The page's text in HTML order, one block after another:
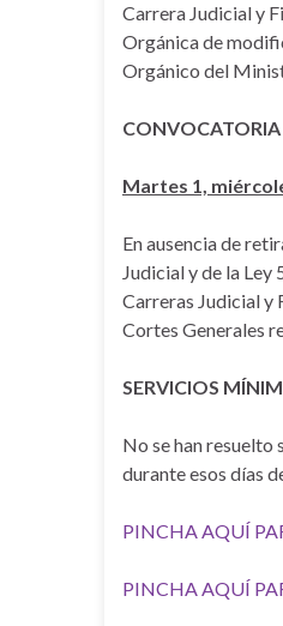
Carrera Judicial y
Orgánica de
Orgánico del
CONVOCATORIA
Martes 1,
En ausencia de
Judicial y de la
Carreras Judicial y
Cortes Generales
SERVICIOS
No se han resuelto
durante esos días
PINCHA AQUÍ
PINCHA AQUÍ